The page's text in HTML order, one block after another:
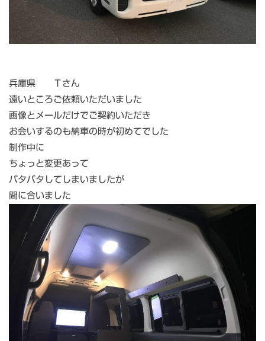
兵庫県 Ｔさん
遠いところご依頼いただいました
画像とメールだけでご契約いただき
お会いするのも納車の時が初めてでした
制作中に
ちょっと変更あって
バタバタしてしまいましたが
間に合いました